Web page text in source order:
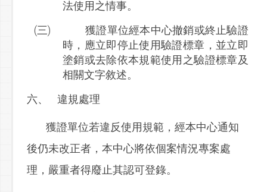
法使用之情事。
(三)
獲證單位經本中心撤銷或終止驗證
時，應立即停止使用驗證標章，並立即
塗銷或去除依本規範使用之驗證標章及
相關文字敘述。
六、 違規處理
獲證單位若違反使用規範，經本中心通知
後仍未改正者，本中心將依個案情況專案處
理， 嚴重者得廢止其認可登錄。